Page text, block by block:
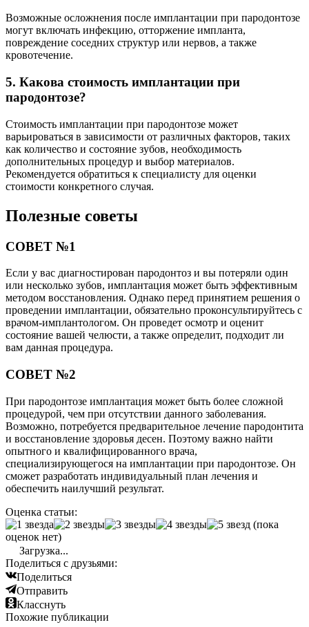
Возможные осложнения после имплантации при пародонтозе
могут включать инфекцию, отторжение импланта,
повреждение соседних структур или нервов, а также
кровотечение.
5. Какова стоимость имплантации при
пародонтозе?
Стоимость имплантации при пародонтозе может
варьироваться в зависимости от различных факторов, таких
как количество и состояние зубов, необходимость
дополнительных процедур и выбор материалов.
Рекомендуется обратиться к специалисту для оценки
стоимости конкретного случая.
Полезные советы
СОВЕТ №1
Если у вас диагностирован пародонтоз и вы потеряли один
или несколько зубов, имплантация может быть эффективным
методом восстановления. Однако перед принятием решения о
проведении имплантации, обязательно проконсультируйтесь с
врачом-имплантологом. Он проведет осмотр и оценит
состояние вашей челюсти, а также определит, подходит ли
вам данная процедура.
СОВЕТ №2
При пародонтозе имплантация может быть более сложной
процедурой, чем при отсутствии данного заболевания.
Возможно, потребуется предварительное лечение пародонтита
и восстановление здоровья десен. Поэтому важно найти
опытного и квалифицированного врача,
специализирующегося на имплантации при пародонтозе. Он
сможет разработать индивидуальный план лечения и
обеспечить наилучший результат.
Оценка статьи:
(пока
оценок нет)
Загрузка...
Поделиться с друзьями:
Поделиться
Отправить
Класснуть
Похожие публикации